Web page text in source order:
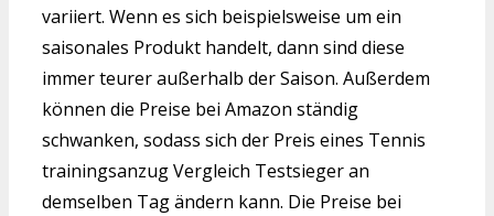
variiert. Wenn es sich beispielsweise um ein
saisonales Produkt handelt, dann sind diese
immer teurer außerhalb der Saison. Außerdem
können die Preise bei Amazon ständig
schwanken, sodass sich der Preis eines Tennis
trainingsanzug Vergleich Testsieger an
demselben Tag ändern kann. Die Preise bei